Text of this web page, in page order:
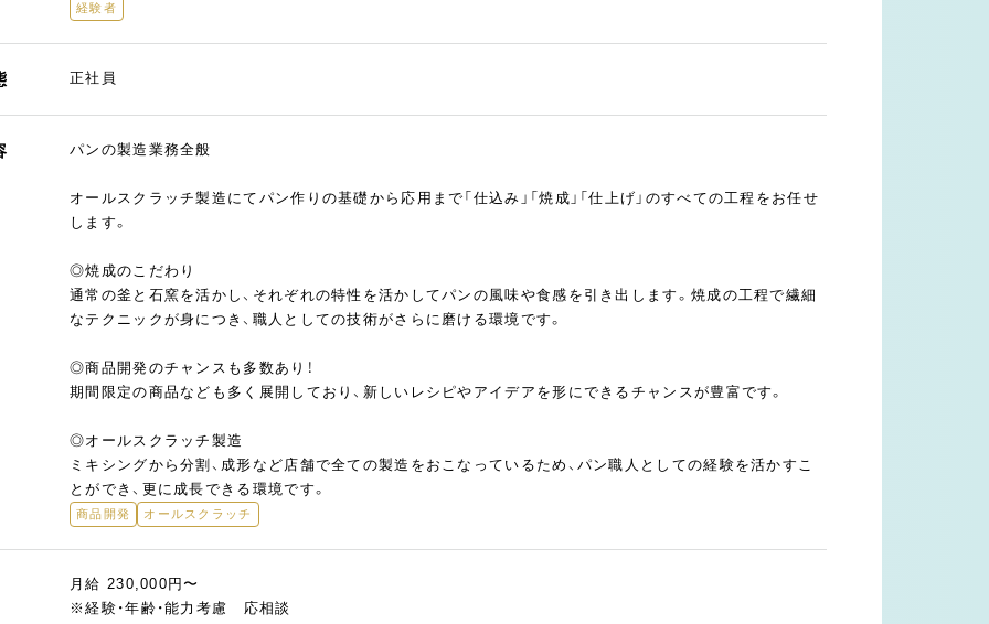
経験者
正社員
パンの製造業務全般
オールスクラッチ製造にてパン作りの基礎から応用まで「仕込み」「焼成」「仕上げ」のすべての工程をお任せ
します。
◎焼成のこだわり
通常の釜と石窯を活かし、それぞれの特性を活かしてパンの風味や食感を引き出します。焼成の工程で繊細
なテクニックが身につき、職人としての技術がさらに磨ける環境です。
◎商品開発のチャンスも多数あり！
期間限定の商品なども多く展開しており、新しいレシピやアイデアを形にできるチャンスが豊富です。
◎オールスクラッチ製造
ミキシングから分割、成形など店舗で全ての製造をおこなっているため、パン職人としての経験を活かすこ
とができ、更に成長できる環境です。
商品開発 オールスクラッチ
月給 230,000円〜
※経験・年齢・能力考慮 応相談